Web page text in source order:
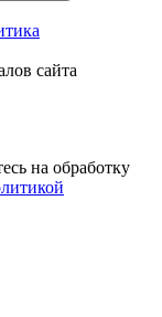
сайта
на обработку